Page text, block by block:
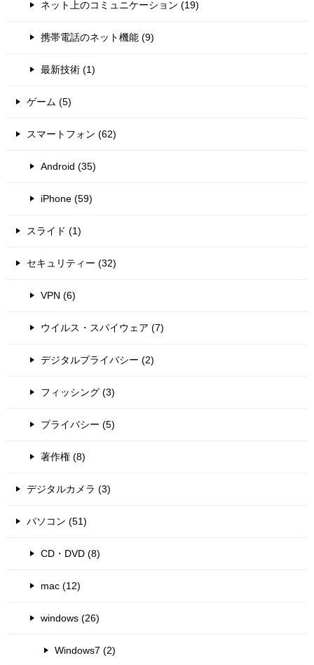
ネット上のコミュニケーション (19)
携帯電話のネット機能 (9)
最新技術 (1)
ゲーム (5)
スマートフォン (62)
Android (35)
iPhone (59)
スライド (1)
セキュリティー (32)
VPN (6)
ウイルス・スパイウェア (7)
デジタルプライバシー (2)
フィッシング (3)
プライバシー (5)
著作権 (8)
デジタルカメラ (3)
パソコン (51)
CD・DVD (8)
mac (12)
windows (26)
Windows7 (2)